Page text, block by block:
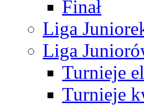
Finał
Liga
Liga
Turnieje
Turnieje